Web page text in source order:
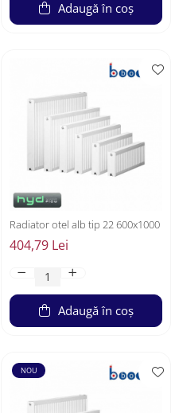
Adaugă în coș
Radiator otel alb tip 22 600x1000
404,79 Lei
Adaugă în coș
NOU